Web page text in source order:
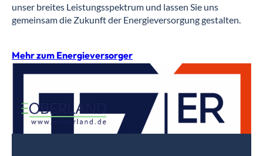
unser breites Leistungsspektrum und lassen Sie uns
gemeinsam die Zukunft der Energieversorgung gestalten.
Mehr zum Energieversorger